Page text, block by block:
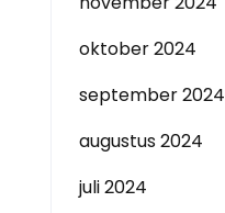
oktober 2024
september 2024
augustus 2024
juli 2024